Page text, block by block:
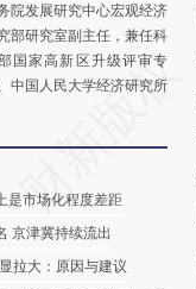
院发展研究中心宏观经济
部研究室副主任，兼任科
国家高新区升级评审专
中国人民大学经济研究所
是市场化程度差距
京津冀持续流出
拉大：原因与建议